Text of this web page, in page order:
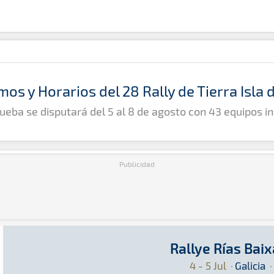
y Horarios del 28 Rally de Tierra Isla
se disputará del 5 al 8 de agosto con 43 equipos
Publicidad
Rallye Rías
4 - 5 Jul · Galicia ·
Rally · Rallye Rías Baixas 2025 · S-CER: